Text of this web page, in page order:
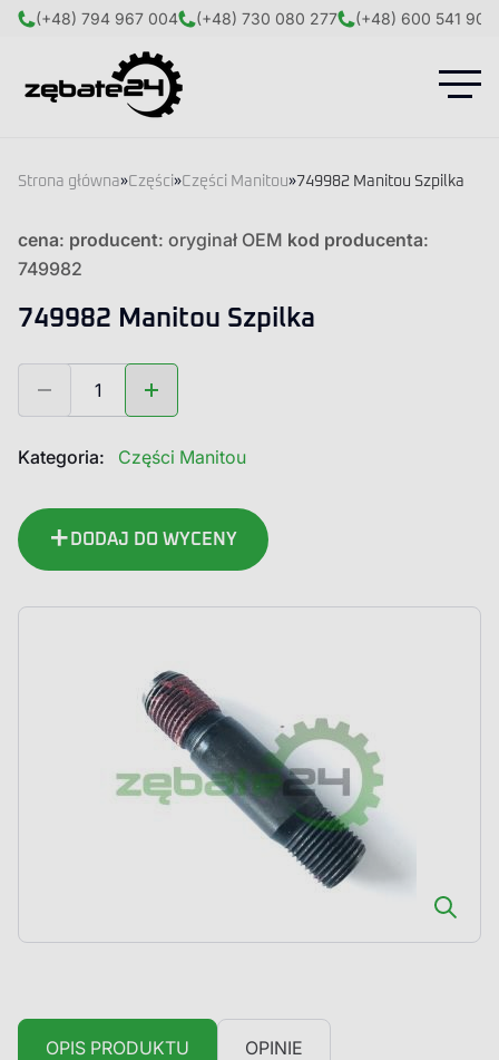
(+48) 794 967 004 (+48) 730 080 277 (+48) 600 541 908
Strona główna»Części»Części Manitou»749982 Manitou Szpilka
cena: producent: oryginał OEM kod producenta:
749982
749982 Manitou Szpilka
749982
Szpilka
DODAJ DO WYCENY
Kategoria: Części Manitou
OPIS PRODUKTU OPINIE